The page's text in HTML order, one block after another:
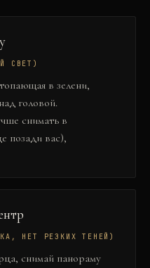
СВЕТ)
в зелени,
головой.
снимать в
позади вас),
НЕТ РЕЗКИХ ТЕНЕЙ)
снимай панораму